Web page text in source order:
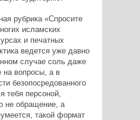
рубрика «Спросите
исламских
и печатных
ведется уже давно
случае соль даже
на вопросы, а в
безопосредованного
тебя персоной,
не обращение, а
такой формат